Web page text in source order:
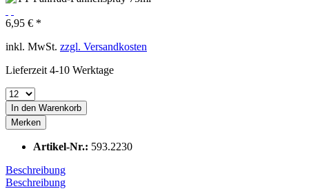
6,95 € *
inkl. MwSt. zzgl. Versandkosten
Lieferzeit 4-10 Werktage
In den Warenkorb
Merken
Artikel-Nr.: 593.2230
Beschreibung
Beschreibung